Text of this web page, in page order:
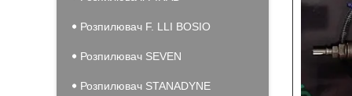
Розпилювач F. LLI BOSIO
Розпилювач SEVEN
Розпилювач STANADYNE